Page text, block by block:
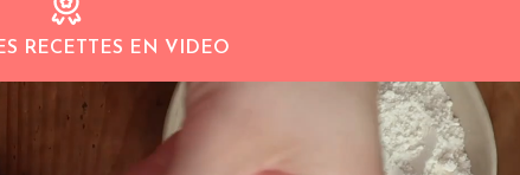
RECETTES EN VIDEO